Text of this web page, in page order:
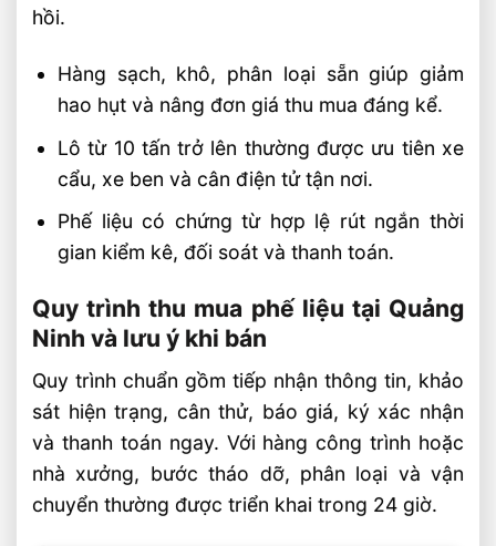
hồi.
Hàng sạch, khô, phân loại sẵn giúp giảm
hao hụt và nâng đơn giá thu mua đáng kể.
Lô từ 10 tấn trở lên thường được ưu tiên xe
cẩu, xe ben và cân điện tử tận nơi.
Phế liệu có chứng từ hợp lệ rút ngắn thời
gian kiểm kê, đối soát và thanh toán.
Quy trình thu mua phế liệu tại Quảng
Ninh và lưu ý khi bán
Quy trình chuẩn gồm tiếp nhận thông tin, khảo
sát hiện trạng, cân thử, báo giá, ký xác nhận
và thanh toán ngay. Với hàng công trình hoặc
nhà xưởng, bước tháo dỡ, phân loại và vận
chuyển thường được triển khai trong 24 giờ.